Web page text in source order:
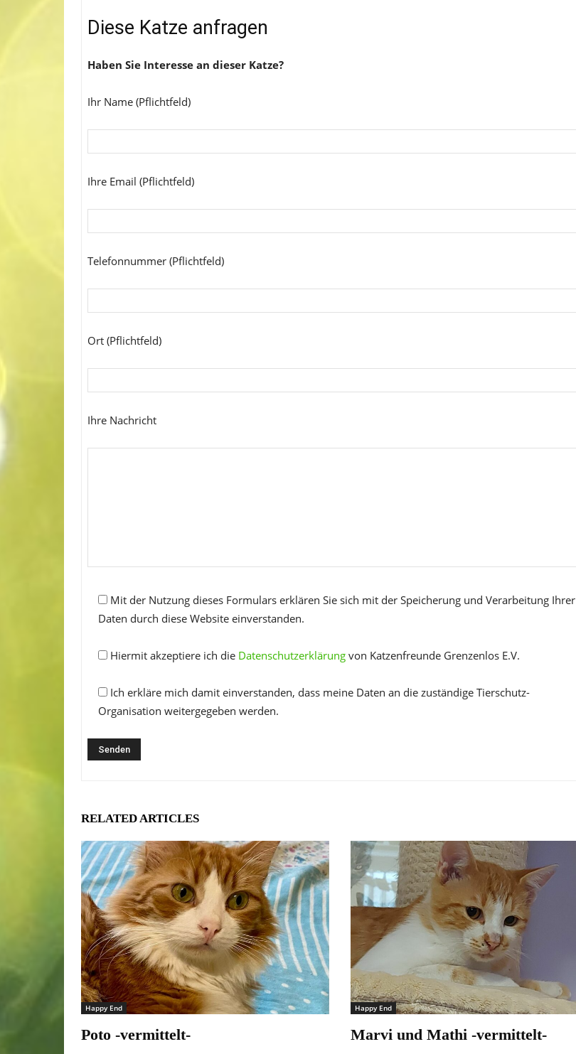
Diese Katze anfragen
Haben Sie Interesse an dieser Katze?
Ihr Name (Pflichtfeld)
Ihre Email (Pflichtfeld)
Telefonnummer (Pflichtfeld)
Ort (Pflichtfeld)
Ihre Nachricht
Mit der Nutzung dieses Formulars erklären Sie sich mit der Speicherung und Verarbeitung Ihrer
Daten durch diese Website einverstanden.
Hiermit akzeptiere ich die Datenschutzerklärung von Katzenfreunde Grenzenlos E.V.
Ich erkläre mich damit einverstanden, dass meine Daten an die zuständige Tierschutz-
Organisation weitergegeben werden.
RELATED ARTICLES
Happy End
Poto -vermittelt-
Happy End
Marvi und Mathi -vermittelt-